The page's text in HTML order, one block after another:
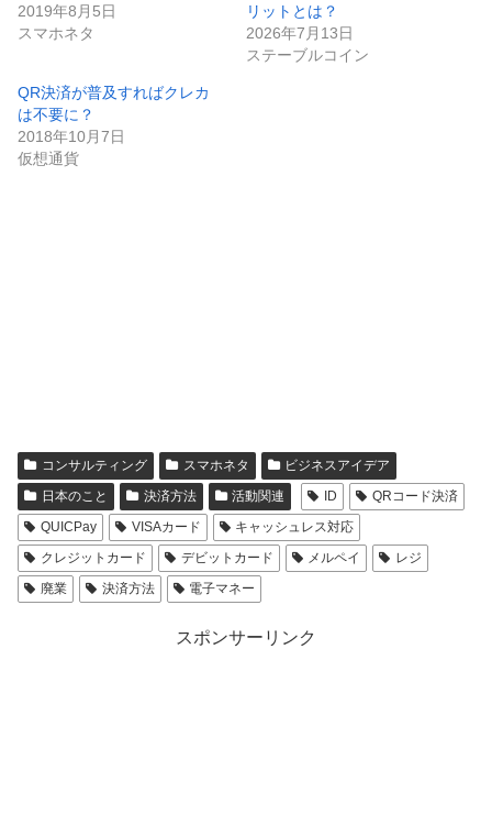
2019年8月5日
スマホネタ
リットとは？
2026年7月13日
ステーブルコイン
QR決済が普及すればクレカ
は不要に？
2018年10月7日
仮想通貨
コンサルティング スマホネタ
ビジネスアイデア
日本のこと
決済方法 活動関連 ID
QRコード決済
QUICPay
VISAカード
キャッシュレス対応
クレジットカード
デビットカード メルペイ
レジ
廃業
決済方法 電子マネー
スポンサーリンク